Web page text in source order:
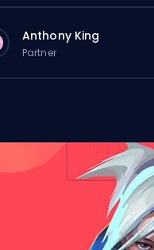
Anthony King
Partner